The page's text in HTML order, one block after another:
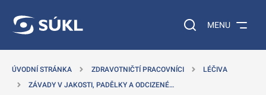
Vyhledávání na
MENU
ÚVODNÍ STRÁNKA ZDRAVOTNIČTÍ PRACOVNÍCI
LÉČIVA
ZÁVADY V JAKOSTI, PADĚLKY A ODCIZENÉ…